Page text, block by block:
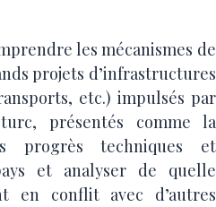
les mécanismes de
projets d’infrastructures
etc.) impulsés par
présentés comme la
progrès techniques et
et analyser de quelle
en conflit avec d’autres